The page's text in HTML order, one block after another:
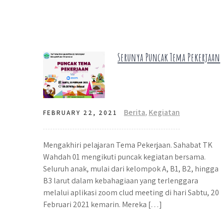
Serunya Puncak Tema Pekerjaan
FEBRUARY 22, 2021 Berita, Kegiatan
Mengakhiri pelajaran Tema Pekerjaan. Sahabat TK
Wahdah 01 mengikuti puncak kegiatan bersama.
Seluruh anak, mulai dari kelompok A, B1, B2, hingga
B3 larut dalam kebahagiaan yang terlenggara
melalui aplikasi zoom clud meeting di hari Sabtu, 20
Februari 2021 kemarin. Mereka […]